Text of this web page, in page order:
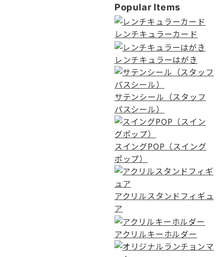
Popular Items
レンチキュラーカード
レンチキュラーはがき
サテンシール（スタッフ
パスシール）
スイングPOP（スイング
ポップ）
アクリルスタンドフィギュ
ア
アクリルキーホルダー